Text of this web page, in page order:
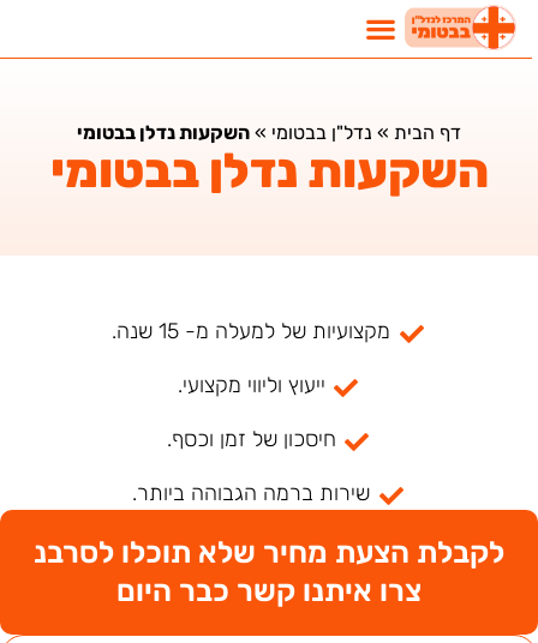
דף הבית»נדל"ן בבטומי»השקעות נדלן בבטומי
השקעות נדלן בבטומי
מקצועיות של למעלה מ- 15 שנה.
ייעוץ וליווי מקצועי.
חיסכון של זמן וכסף.
שירות ברמה הגבוהה ביותר.
לקבלת הצעת מחיר שלא תוכלו לסרבנ
צרו איתנו קשר כבר היום